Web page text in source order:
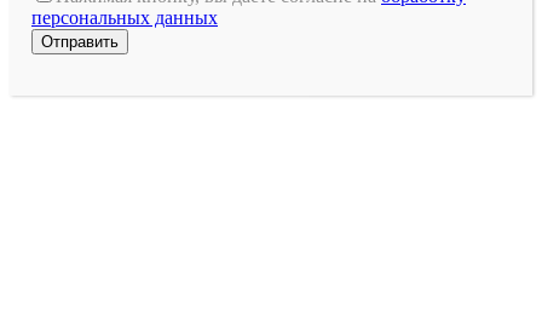
поле
пустым.
персональных данных